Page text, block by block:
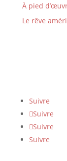
À pied
Le rêve
Suivre
Suivre
Suivre
Suivre